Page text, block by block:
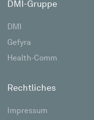
DMI-Gruppe
DMI
Gefyra
Health-Comm
Rechtliches
Impressum